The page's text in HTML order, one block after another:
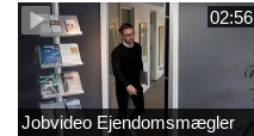
02:56
Jobvideo Ejendomsmægler